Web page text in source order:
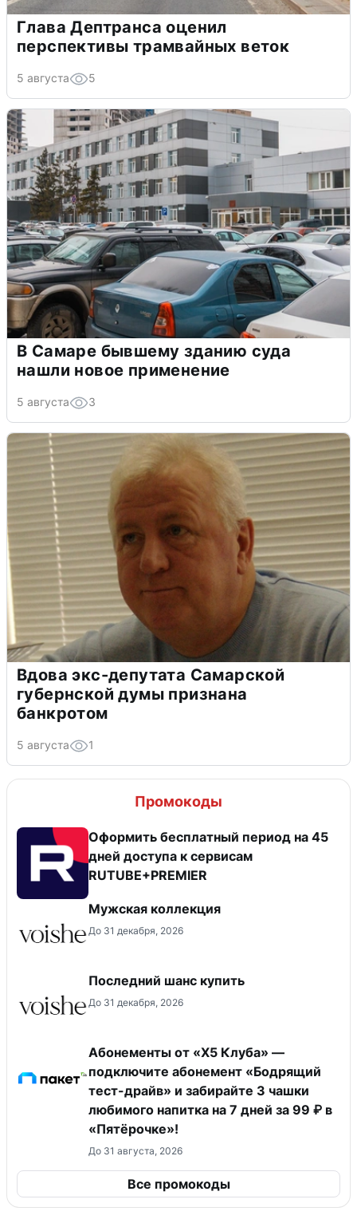
Глава Дептранса оценил
перспективы трамвайных веток
5 августа 5
В Самаре бывшему зданию суда
нашли новое применение
5 августа 3
Вдова экс-депутата Самарской
губернской думы признана
банкротом
5 августа 1
Промокоды
Оформить бесплатный период на 45
дней доступа к сервисам
RUTUBE+PREMIER
Мужская коллекция
До 31 декабря, 2026
Последний шанс купить
До 31 декабря, 2026
Абонементы от «Х5 Клуба» —
подключите абонемент «Бодрящий
тест-драйв» и забирайте 3 чашки
любимого напитка на 7 дней за 99 ₽ в
«Пятёрочке»!
До 31 августа, 2026
Все промокоды